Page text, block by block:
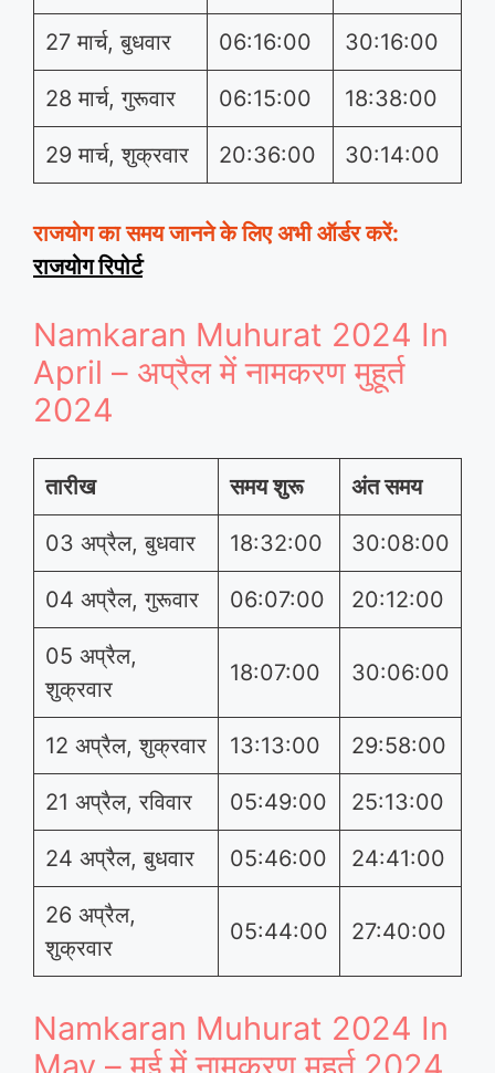
27 मार्च, बुधवार 06:16:00 30:16:00
28 मार्च, गुरूवार 06:15:00 18:38:00
29 मार्च, शुक्रवार 20:36:00 30:14:00
राजयोग का समय जानने के लिए अभी ऑर्डर करें:
राजयोग रिपोर्ट
Namkaran Muhurat 2024 In
April – अप्रैल में नामकरण मुहूर्त
2024
तारीख समय शुरू अंत समय
03 अप्रैल, बुधवार 18:32:00 30:08:00
04 अप्रैल, गुरूवार 06:07:00 20:12:00
05 अप्रैल,
शुक्रवार
18:07:00 30:06:00
12 अप्रैल, शुक्रवार 13:13:00 29:58:00
21 अप्रैल, रविवार 05:49:00 25:13:00
24 अप्रैल, बुधवार 05:46:00 24:41:00
26 अप्रैल,
शुक्रवार
05:44:00 27:40:00
Namkaran Muhurat 2024 In
May – मई में नामकरण मुहूर्त 2024